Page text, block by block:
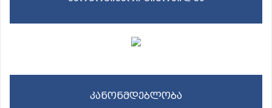
კანონმდებლობა